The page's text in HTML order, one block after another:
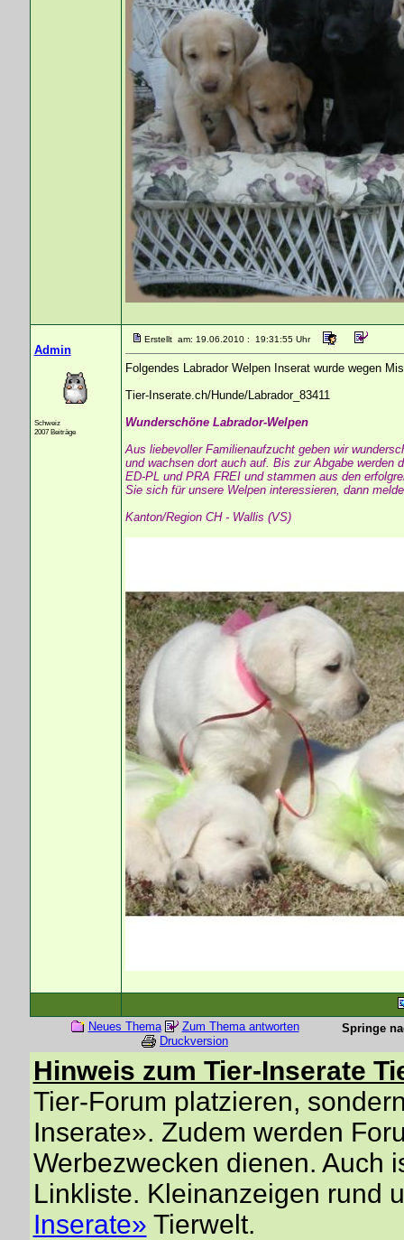
Admin
Schweiz
2007 Beiträge
Erstellt am: 19.06.2010 : 19:31:55 Uhr
Folgendes Labrador Welpen Inserat wurde wegen
Tier-Inserate.ch/Hunde/Labrador_83411
Wunderschöne Labrador-Welpen
Aus liebevoller Familienaufzucht geben wir
und wachsen dort auch auf. Bis zur Abgabe werden
ED-PL und PRA FREI und stammen aus den
Sie sich für unsere Welpen interessieren, dann
Kanton/Region CH - Wallis (VS)
Neues Thema
Zum Thema antworten
Druckversion
Springe
Hinweis zum Tier-Inserate
Tier-Forum platzieren,
Inserate». Zudem werden
Werbezwecken dienen. Auch
Linkliste. Kleinanzeigen rund
Inserate» Tierwelt.